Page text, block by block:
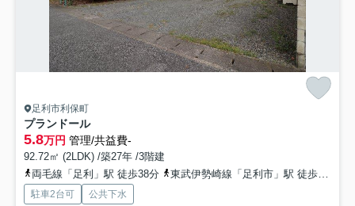
足利市利保町
プランドール
5.8万円 管理/共益費-
92.72㎡ (2LDK) /築27年 /3階建
両毛線「足利」駅 徒歩38分
東武伊勢崎線「足利市」駅 徒歩52分
駐車2台可 公共下水